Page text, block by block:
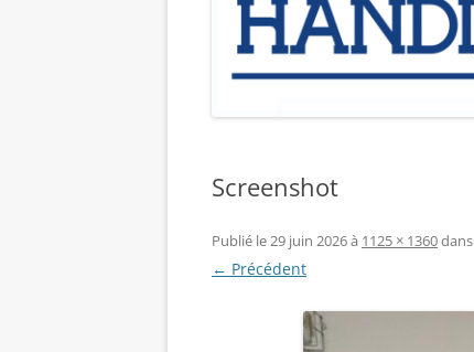
LIENS PARTENAIRES
Screenshot
Publié le29 juin 2026à 1125 × 1360dans
← Précédent